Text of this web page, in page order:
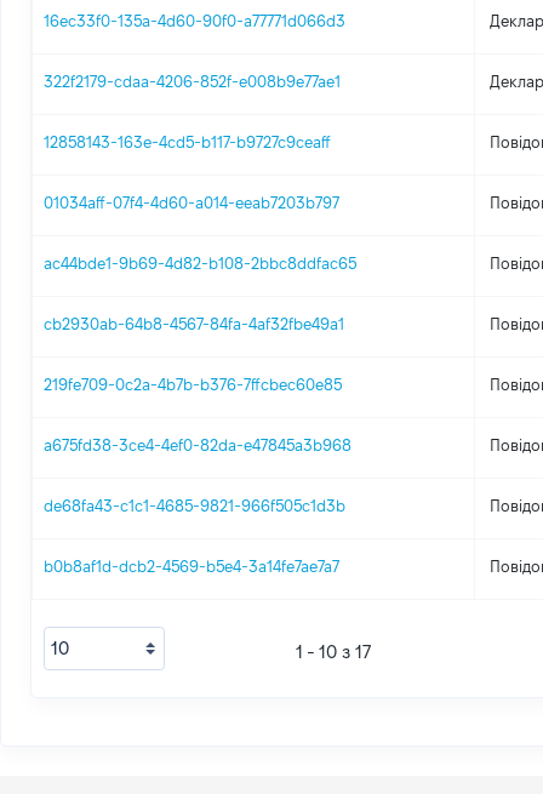
16ec33f0-135a-4d60-90f0-a77771d066d3
322f2179-cdaa-4206-852f-e008b9e77ae1
12858143-163e-4cd5-b117-b9727c9ceaff
01034aff-07f4-4d60-a014-eeab7203b797
ac44bde1-9b69-4d82-b108-2bbc8ddfac65
cb2930ab-64b8-4567-84fa-4af32fbe49a1
219fe709-0c2a-4b7b-b376-7ffcbec60e85
a675fd38-3ce4-4ef0-82da-e47845a3b968
de68fa43-c1c1-4685-9821-966f505c1d3b
b0b8af1d-dcb2-4569-b5e4-3a14fe7ae7a7
1 - 10 з 17